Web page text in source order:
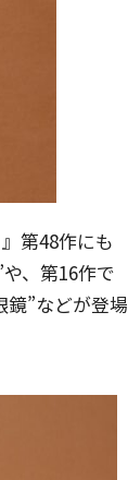
第48作にも
、第16作で
”などが登場